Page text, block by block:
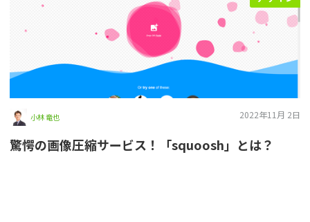
小林 竜也 2022年11月 2日
驚愕の画像圧縮サービス！「squoosh」とは？